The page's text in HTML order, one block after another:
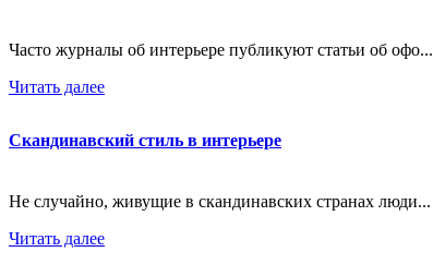
Часто журналы об интерьере публикуют статьи об офо...
Читать далее
Скандинавский стиль в интерьере
Не случайно, живущие в скандинавских странах люди...
Читать далее